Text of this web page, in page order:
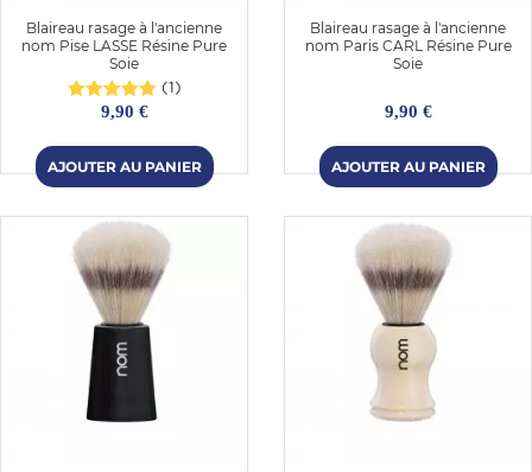
Blaireau rasage à l'ancienne
nom Pise LASSE Résine Pure
Soie
(1)
9,90 €
Blaireau rasage à l'ancienne
nom Paris CARL Résine Pure
Soie
9,90 €